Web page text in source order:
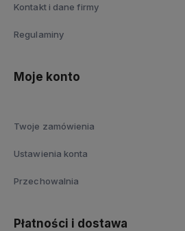
Kontakt i dane firmy
Regulaminy
Moje konto
Twoje zamówienia
Ustawienia konta
Przechowalnia
Płatności i dostawa